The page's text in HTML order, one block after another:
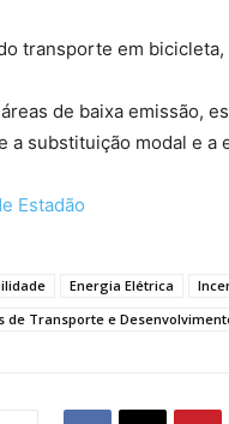
em bicicleta,
de baixa emissão,
a substituição modal e a
Estadão
Energia Elétrica
de Transporte e